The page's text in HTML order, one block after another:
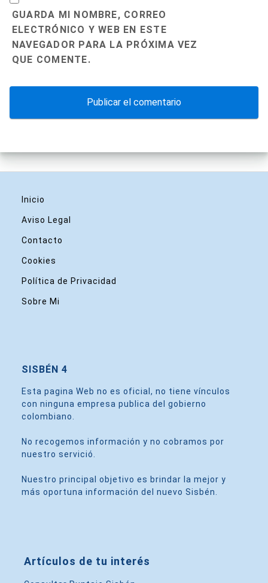
GUARDA MI NOMBRE, CORREO
ELECTRÓNICO Y WEB EN ESTE
NAVEGADOR PARA LA PRÓXIMA VEZ
QUE COMENTE.
Inicio
Aviso Legal
Contacto
Cookies
Política de Privacidad
Sobre Mi
SISBÉN 4
Esta pagina Web no es oficial, no tiene vínculos
con ninguna empresa publica del gobierno
colombiano.
No recogemos información y no cobramos por
nuestro servició.
Nuestro principal objetivo es brindar la mejor y
más oportuna información del nuevo Sisbén.
Artículos de tu interés